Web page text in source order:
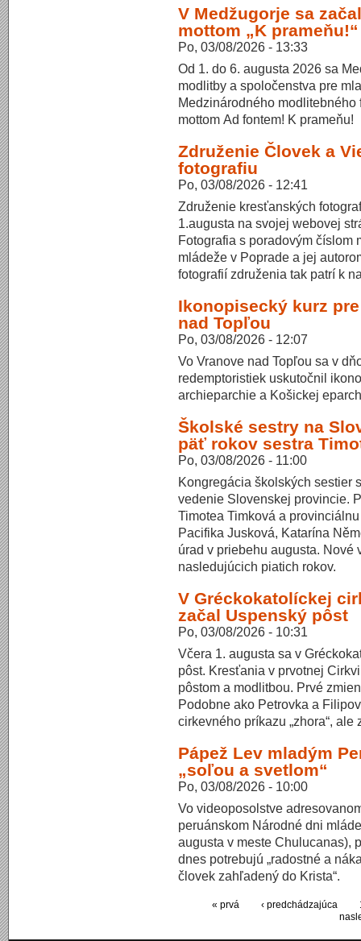
V Medžugorje sa
mottom „K prameňu!“
Po, 03/08/2026 - 13:33
Od 1. do 6. augusta 2026 sa
modlitby a spoločenstva pre
Medzinárodného
mottom Ad fontem! K prameňu!
Združenie Človek a
fotografiu
Po, 03/08/2026 - 12:41
Združenie kresťanských
1.augusta na svojej webovej
Fotografia s poradovým číslom
mládeže v Poprade a jej
fotografií združenia tak patrí k
Ikonopisecký kurz
nad Topľou
Po, 03/08/2026 - 12:07
Vo Vranove nad Topľou sa v
redemptoristiek uskutočnil
archieparchie a Košickej
Školské sestry na
päť rokov sestra
Po, 03/08/2026 - 11:00
Kongregácia školských sestier
vedenie Slovenskej provincie.
Timotea Timková a
Pacifika Jusková, Katarína
úrad v priebehu augusta.
nasledujúcich piatich rokov.
V Gréckokatolíckej
začal Uspenský pôst
Po, 03/08/2026 - 10:31
Včera 1. augusta sa v
pôst. Kresťania v prvotnej
pôstom a modlitbou. Prvé
Podobne ako Petrovka a
cirkevného príkazu „zhora“, ale
Pápež Lev mladým
„soľou a svetlom“
Po, 03/08/2026 - 10:00
Vo videoposolstve
peruánskom Národné dni
augusta v meste Chulucanas),
dnes potrebujú „radostné a
človek zahľadený do Krista“.
« prvá ‹ predchádzajúca